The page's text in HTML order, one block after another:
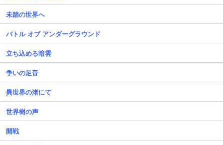
未踏の世界へ
バトル オブ アンダーグラウンド
立ち込める暗雲
争いの足音
異世界の渚にて
世界樹の声
開戦